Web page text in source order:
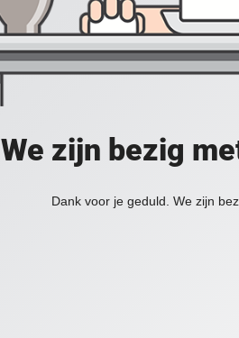
We zijn bezig
Dank voor je geduld. We zijn